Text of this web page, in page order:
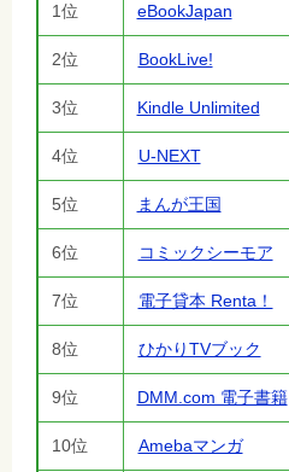
1位 eBookJapan
2位 BookLive!
3位 Kindle Unlimited
4位 U-NEXT
5位 まんが王国
6位 コミックシーモア
7位 電子貸本 Renta！
8位 ひかりTVブック
9位 DMM.com 電子書籍
10位 Amebaマンガ